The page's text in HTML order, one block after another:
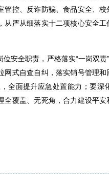
控、反诈防骗、食品安全、
严从细落实十二项核心安全
安全职责，严格落实“一岗双
式自查自纠，落实销号管理
全面提升应急处置能力；要深
覆盖、无死角，合力建设平